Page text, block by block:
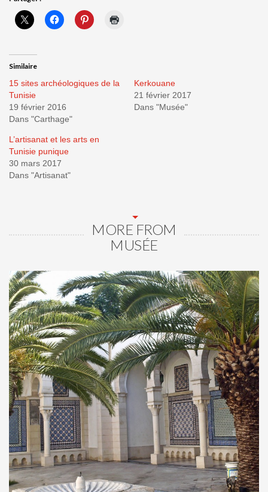
Similaire
15 sites archéologiques de la
Tunisie
19 février 2016
Dans "Carthage"
Kerkouane
21 février 2017
Dans "Musée"
L’artisanat et les arts en
Tunisie punique
30 mars 2017
Dans "Artisanat"
MORE FROM
MUSÉE